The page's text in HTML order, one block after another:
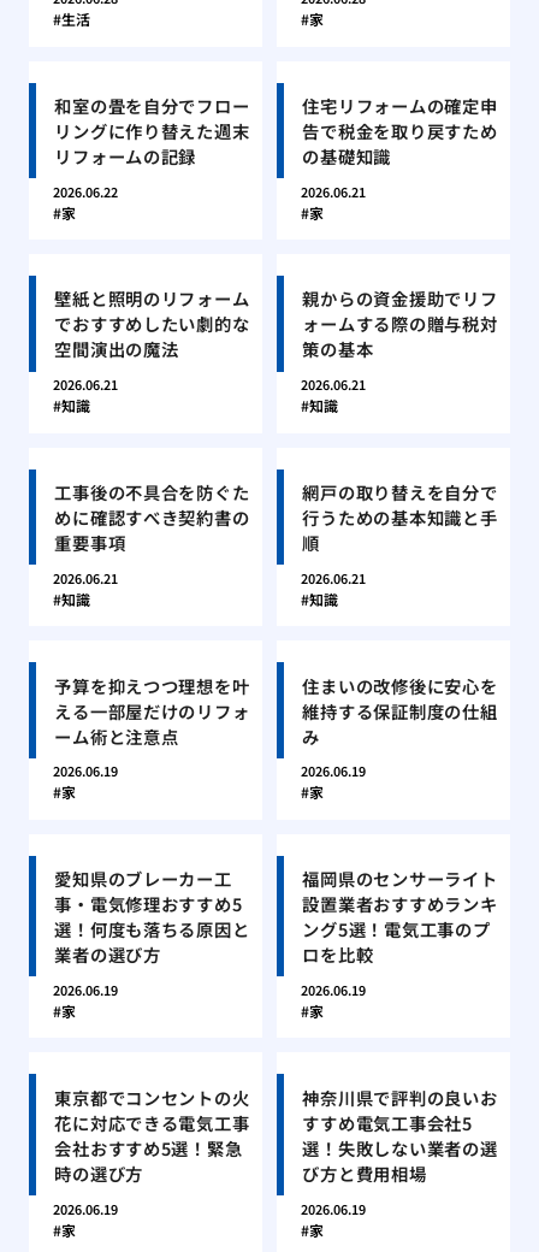
生活 家
和室の畳を自分でフロー
リングに作り替えた週末
リフォームの記録
2026.06.22
家
住宅リフォームの確定申
告で税金を取り戻すため
の基礎知識
2026.06.21
家
壁紙と照明のリフォーム
でおすすめしたい劇的な
空間演出の魔法
2026.06.21
知識
親からの資金援助でリフ
ォームする際の贈与税対
策の基本
2026.06.21
知識
工事後の不具合を防ぐた
めに確認すべき契約書の
重要事項
2026.06.21
知識
網戸の取り替えを自分で
行うための基本知識と手
順
2026.06.21
知識
予算を抑えつつ理想を叶
える一部屋だけのリフォ
ーム術と注意点
2026.06.19
家
住まいの改修後に安心を
維持する保証制度の仕組
み
2026.06.19
家
愛知県のブレーカー工
事・電気修理おすすめ5
選！何度も落ちる原因と
業者の選び方
2026.06.19
家
福岡県のセンサーライト
設置業者おすすめランキ
ング5選！電気工事のプ
ロを比較
2026.06.19
家
東京都でコンセントの火
花に対応できる電気工事
会社おすすめ5選！緊急
時の選び方
2026.06.19
家
神奈川県で評判の良いお
すすめ電気工事会社5
選！失敗しない業者の選
び方と費用相場
2026.06.19
家